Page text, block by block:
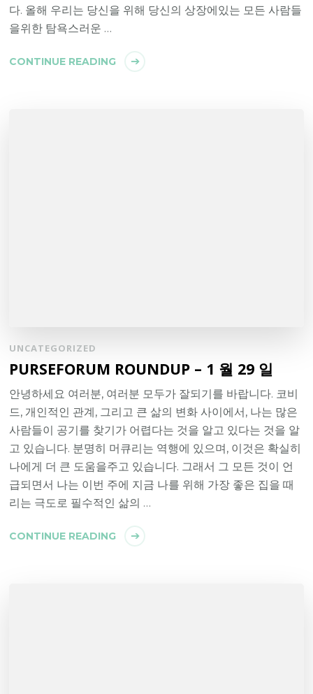
다. 올해 우리는 당신을 위해 당신의 상장에있는 모든 사람들
을위한 탐욕스러운 …
CONTINUE READING
UNCATEGORIZED
PURSEFORUM ROUNDUP – 1 월 29 일
안녕하세요 여러분, 여러분 모두가 잘되기를 바랍니다. 코비
드, 개인적인 관계, 그리고 큰 삶의 변화 사이에서, 나는 많은
사람들이 공기를 찾기가 어렵다는 것을 알고 있다는 것을 알
고 있습니다. 분명히 머큐리는 역행에 있으며, 이것은 확실히
나에게 더 큰 도움을주고 있습니다. 그래서 그 모든 것이 언
급되면서 나는 이번 주에 지금 나를 위해 가장 좋은 집을 때
리는 극도로 필수적인 삶의 …
CONTINUE READING